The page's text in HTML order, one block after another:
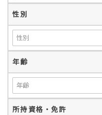
性別
年齢
所持資格・免許